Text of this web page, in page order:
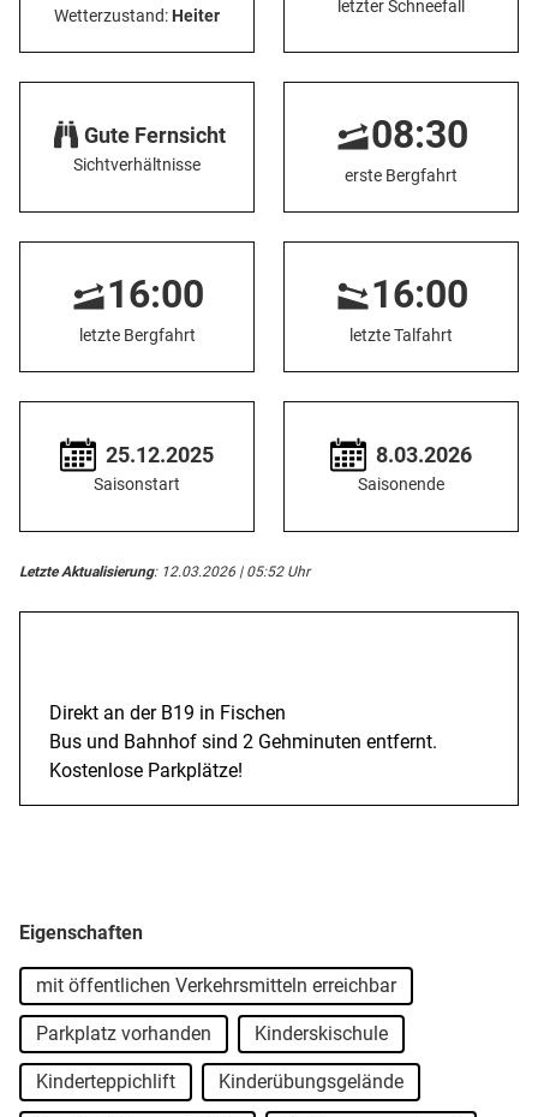
Wetterzustand: Heiter letzter Schneefall
Gute Fernsicht
Sichtverhältnisse
08:30
erste Bergfahrt
16:00
letzte Bergfahrt
16:00
letzte Talfahrt
25.12.2025
Saisonstart
8.03.2026
Saisonende
Letzte Aktualisierung: 12.03.2026 | 05:52 Uhr
Direkt an der B19 in Fischen
Bus und Bahnhof sind 2 Gehminuten entfernt.
Kostenlose Parkplätze!
Eigenschaften
mit öffentlichen Verkehrsmitteln erreichbar
Parkplatz vorhanden Kinderskischule
Kinderteppichlift Kinderübungsgelände